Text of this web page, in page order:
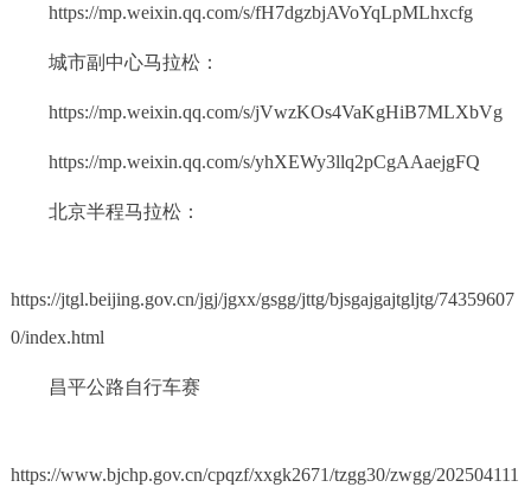
12345网上接诉即办 我要咨询 我要建议
走进北京
北京概况
多语种
ENGLISH
DEUTSCH FRANÇAIS РУССКИЙ ЯЗЫК
https://mp.weixin.qq.com/s/fH7dgzbjAVoYqLpMLhxcfg
城市副中心马拉松：
https://mp.weixin.qq.com/s/jVwzKOs4VaKgHiB7MLXbVg
https://mp.weixin.qq.com/s/yhXEWy3llq2pCgAAaejgFQ
北京半程马拉松：
https://jtgl.beijing.gov.cn/jgj/jgxx/gsgg/jttg/bjsgajgajtgljtg/74359607
0/index.html
昌平公路自行车赛
https://www.bjchp.gov.cn/cpqzf/xxgk2671/tzgg30/zwgg/202504111